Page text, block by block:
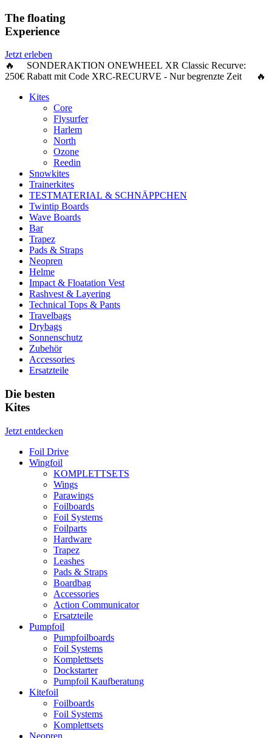
The floating
Experience
Jetzt erleben
🔥 SONDERAKTION ONEWHEEL XR Classic Recurve:
250€ Rabattmit Code XRC-RECURVE - Nur begrenzte Zeit 🔥
Kites
Core
Flysurfer
Harlem
North
Ozone
Reedin
Snowkites
Trainerkites
TESTMATERIAL & SCHNÄPPCHEN
Twintip Boards
Wave Boards
Bar
Trapez
Pads & Straps
Neopren
Helme
Impact & Floatation Vest
Rashvest & Layering
Technical Tops & Pants
Travelbags
Drybags
Sonnenschutz
Zubehör
Accessories
Ersatzteile
Die besten
Kites
Jetzt entdecken
Foil Drive
Wingfoil
KOMPLETTSETS
Wings
Parawings
Foilboards
Foil Systems
Foilparts
Hardware
Trapez
Leashes
Pads & Straps
Boardbag
Accessories
Action Communicator
Ersatzteile
Pumpfoil
Pumpfoilboards
Foil Systems
Komplettsets
Dockstarter
Pumpfoil Kaufberatung
Kitefoil
Foilboards
Foil Systems
Komplettsets
Neopren